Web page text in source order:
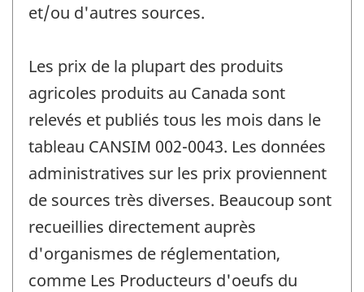
et/ou d'autres sources.
Les prix de la plupart des produits
agricoles produits au Canada sont
relevés et publiés tous les mois dans le
tableau CANSIM 002-0043. Les données
administratives sur les prix proviennent
de sources très diverses. Beaucoup sont
recueillies directement auprès
d'organismes de réglementation,
comme Les Producteurs d'oeufs du